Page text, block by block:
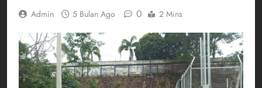
Admin 5 Bulan Ago 0 2 Mins